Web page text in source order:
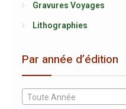
Gravures Voyages
Lithographies
Par année d’édition
Toute Année